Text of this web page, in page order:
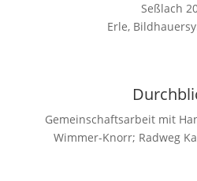
Seßlach
Erle,
Gemeinschaftsarbeit mit
Wimmer-Knorr; Radweg